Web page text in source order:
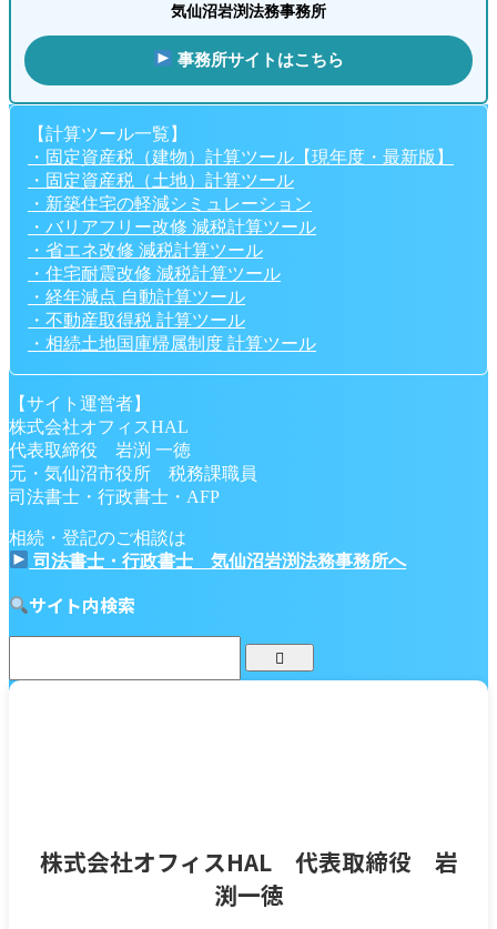
気仙沼岩渕法務事務所
事務所サイトはこちら
【計算ツール一覧】
・固定資産税（建物）計算ツール【現年度・最新版】
・固定資産税（土地）計算ツール
・新築住宅の軽減シミュレーション
・バリアフリー改修 減税計算ツール
・省エネ改修 減税計算ツール
・住宅耐震改修 減税計算ツール
・経年減点 自動計算ツール
・不動産取得税 計算ツール
・相続土地国庫帰属制度 計算ツール
【サイト運営者】
株式会社オフィスHAL
代表取締役 岩渕 一徳
元・気仙沼市役所 税務課職員
司法書士・行政書士・AFP
相続・登記のご相談は
司法書士・行政書士 気仙沼岩渕法務事務所へ
サイト内検索
株式会社オフィスHAL 代表取締役 岩
渕一徳